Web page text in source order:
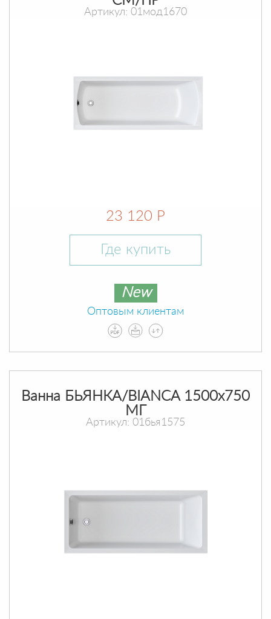
Артикул: 01мод1670
23 120 Р
Где купить
New
Оптовым клиентам
Ванна БЬЯНКА/BIANCA 1500х750
МГ
Артикул: 01бья1575